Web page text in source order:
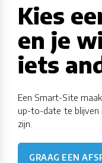
Kies
en je
iets
Een Smart-Site
up-to-date te blijven
zijn.
GRAAG EEN